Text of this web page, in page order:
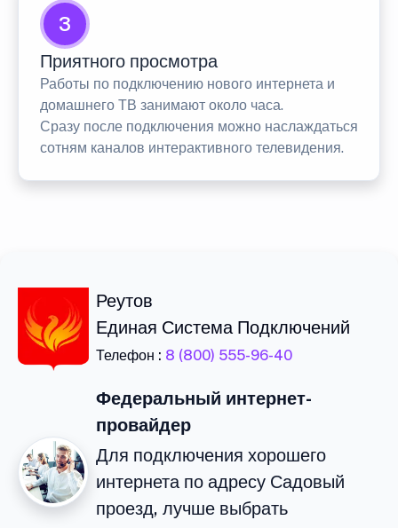
3
Приятного просмотра
Работы по подключению нового интернета и
домашнего ТВ занимают около часа.
Сразу после подключения можно наслаждаться
сотням каналов интерактивного телевидения.
Реутов
Единая Система Подключений
Телефон : 8 (800) 555-96-40
Федеральный интернет-
провайдер
Для подключения хорошего
интернета по адресу Садовый
проезд, лучше выбрать